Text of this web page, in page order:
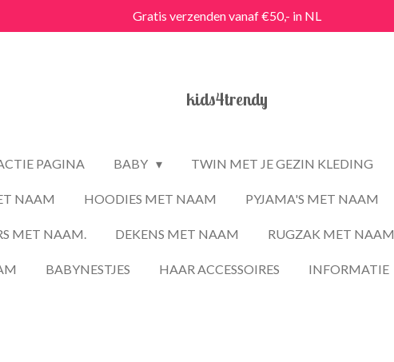
Gratis verzenden vanaf €50,- in NL
kids4trendy
PAGINA BABY TWIN MET JE GEZIN KLEDING
NAAM HOODIES MET NAAM PYJAMA'S MET NAAM
MET NAAM. DEKENS MET NAAM RUGZAK MET NAAM
BABYNESTJES HAAR ACCESSOIRES INFORMATIE